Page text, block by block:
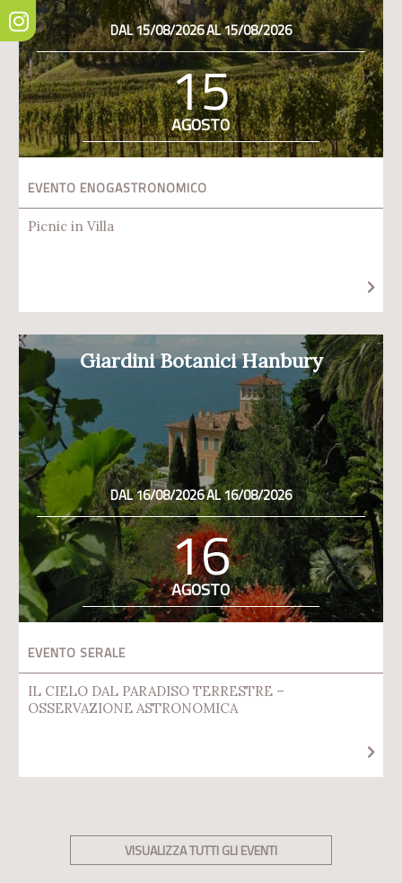
DAL 15/08/2026 AL 15/08/2026
15
AGOSTO
EVENTO ENOGASTRONOMICO
Picnic in Villa
Giardini Botanici Hanbury
DAL 16/08/2026 AL 16/08/2026
16
AGOSTO
EVENTO SERALE
IL CIELO DAL PARADISO TERRESTRE –
OSSERVAZIONE ASTRONOMICA
VISUALIZZA TUTTI GLI EVENTI